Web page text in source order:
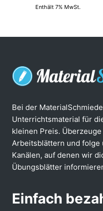
Enthält 7% MwSt.
Bei der
Unterrichtsmaterial für
kleinen Preis.
Arbeitsblättern und folge
Kanälen, auf denen wir
Übungsblätter
Einfach